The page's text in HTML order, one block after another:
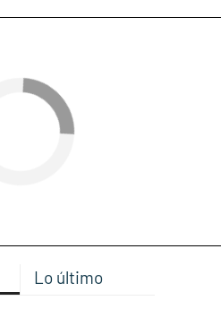
Lo último